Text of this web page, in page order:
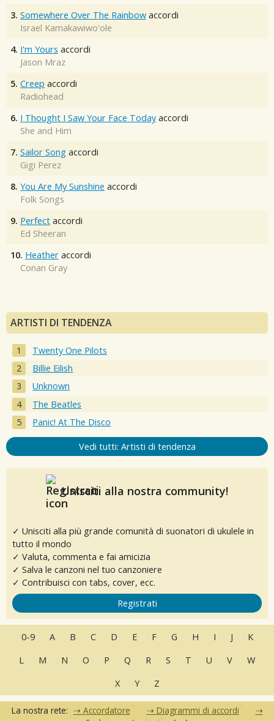
3. Somewhere Over The Rainbow accordi
Israel Kamakawiwo'ole
4. I'm Yours accordi
Jason Mraz
5. Creep accordi
Radiohead
6. I Thought I Saw Your Face Today accordi
She and Him
7. Sailor Song accordi
Gigi Perez
8. You Are My Sunshine accordi
Folk Songs
9. Perfect accordi
Ed Sheeran
10. Heather accordi
Conan Gray
ARTISTI DI TENDENZA
Twenty One Pilots
Billie Eilish
Unknown
The Beatles
Panic! At The Disco
Vedi tutti: Artisti di tendenza
Unisciti alla nostra community!
✓ Unisciti alla più grande comunità di suonatori di ukulele in
tutto il mondo
✓ Valuta, commenta e fai amicizia
✓ Salva le canzoni nel tuo canzoniere
✓ Contribuisci con tabs, cover, ecc.
Registrati
0-9 A B C D E F G H I J
K
L
M N O P Q R S T U V
W
X
Y Z
La nostra rete: Accordatore
Diagrammi di accordi